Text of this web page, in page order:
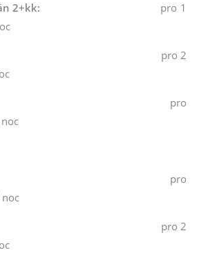
apartmán 2+kk: pro 1
2
pro
2